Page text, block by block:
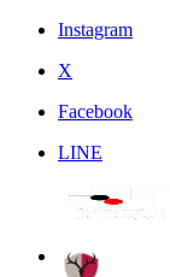
Instagram
X
Facebook
LINE